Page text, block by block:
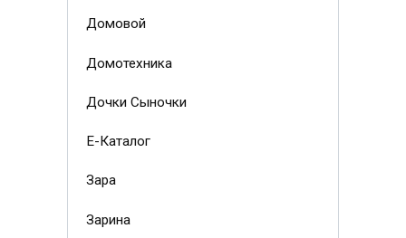
Домовой
Домотехника
Дочки Сыночки
Е-Каталог
Зара
Зарина